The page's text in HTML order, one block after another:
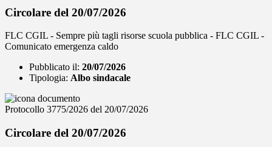
Circolare del 20/07/2026
FLC CGIL - Sempre più tagli risorse scuola pubblica - FLC CGIL -
Comunicato emergenza caldo
Pubblicato il: 20/07/2026
Tipologia: Albo sindacale
Protocollo 3775/2026 del 20/07/2026
Circolare del 20/07/2026